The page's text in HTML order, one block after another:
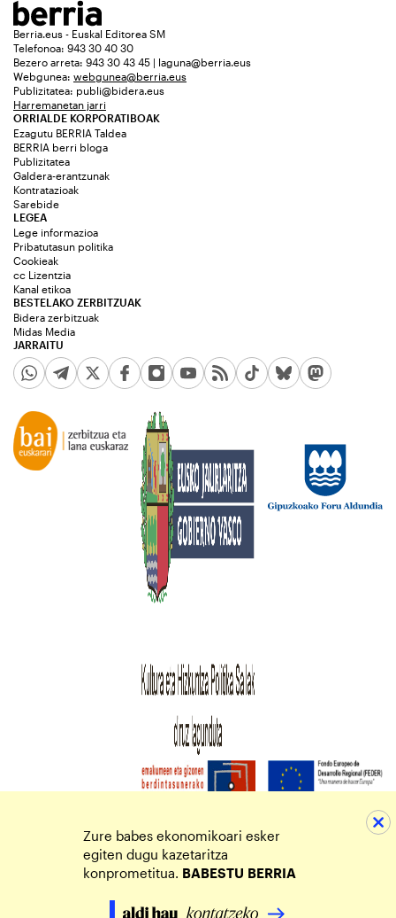
Berria.eus - Euskal Editorea SM
Telefonoa: 943 30 40 30
Bezero arreta: 943 30 43 45 | laguna@berria.eus
Webgunea: webgunea@berria.eus
Publizitatea: publi@bidera.eus
Harremanetan jarri
ORRIALDE KORPORATIBOAK
Ezagutu BERRIA Taldea
BERRIA berri bloga
Publizitatea
Galdera-erantzunak
Kontratazioak
Sarebide
JARRAITU
LEGEA
Lege informazioa
Pribatutasun politika
Cookieak
cc Lizentzia
Kanal etikoa
BESTELAKO ZERBITZUAK
Bidera zerbitzuak
Midas Media
Zure babes ekonomikoari esker
egiten dugu kazetaritza
konprometitua. BABESTU BERRIA